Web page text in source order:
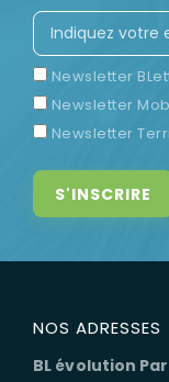
Newsletter
Newsletter
Newsletter
NOS ADRESSES
BL évolution